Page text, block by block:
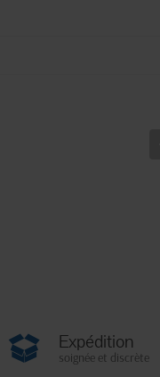
Expédition
soignée et discrète